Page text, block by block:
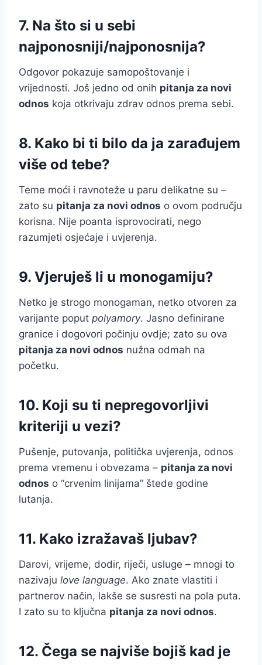
7. Na što si u sebi
najponosniji/najponosnija?
Odgovor pokazuje samopoštovanje i
vrijednosti. Još jedno od onih pitanja za novi
odnos koja otkrivaju zdrav odnos prema sebi.
8. Kako bi ti bilo da ja zarađujem
više od tebe?
Teme moći i ravnoteže u paru delikatne su –
zato su pitanja za novi odnos o ovom području
korisna. Nije poanta isprovocirati, nego
razumjeti osjećaje i uvjerenja.
9. Vjeruješ li u monogamiju?
Netko je strogo monogaman, netko otvoren za
varijante poput polyamory. Jasno definirane
granice i dogovori počinju ovdje; zato su ova
pitanja za novi odnos nužna odmah na
početku.
10. Koji su ti nepregovorljivi
kriteriji u vezi?
Pušenje, putovanja, politička uvjerenja, odnos
prema vremenu i obvezama – pitanja za novi
odnos o “crvenim linijama” štede godine
lutanja.
11. Kako izražavaš ljubav?
Darovi, vrijeme, dodir, riječi, usluge – mnogi to
nazivaju love language. Ako znate vlastiti i
partnerov način, lakše se susresti na pola puta.
I zato su to ključna pitanja za novi odnos.
12. Čega se najviše bojiš kad je